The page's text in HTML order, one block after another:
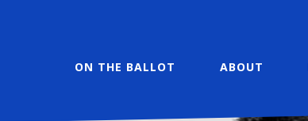
ON THE BALLOT ABOUT